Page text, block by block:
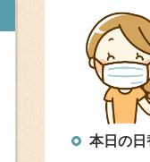
本日の日